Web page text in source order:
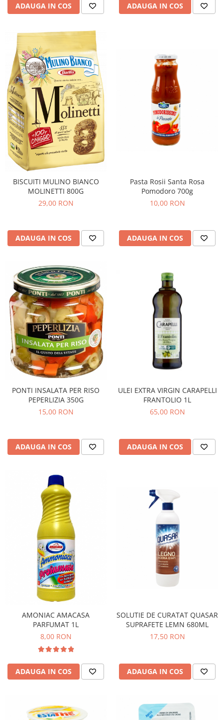
ADAUGA IN COS ADAUGA IN COS
BISCUITI MULINO BIANCO
MOLINETTI 800G
29,00 RON
ADAUGA IN COS
Pasta Rosii Santa Rosa
Pomodoro 700g
10,00 RON
ADAUGA IN COS
PONTI INSALATA PER RISO
PEPERLIZIA 350G
15,00 RON
ADAUGA IN COS
ULEI EXTRA VIRGIN CARAPELLI
FRANTOLIO 1L
65,00 RON
ADAUGA IN COS
AMONIAC AMACASA
PARFUMAT 1L
8,00 RON
ADAUGA IN COS
SOLUTIE DE CURATAT QUASAR
SUPRAFETE LEMN 680ML
17,50 RON
ADAUGA IN COS